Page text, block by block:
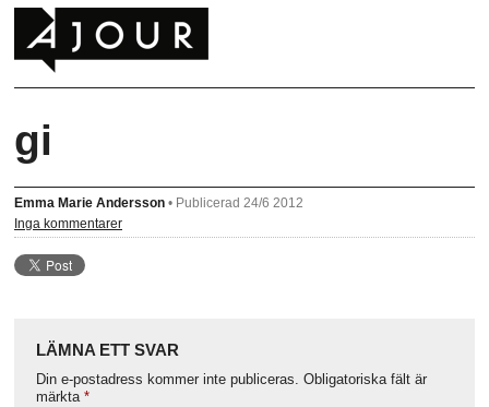
gi
Emma Marie Andersson • Publicerad 24/6 2012
Inga kommentarer
LÄMNA ETT SVAR
Din e-postadress kommer inte publiceras. Obligatoriska fält är
märkta *